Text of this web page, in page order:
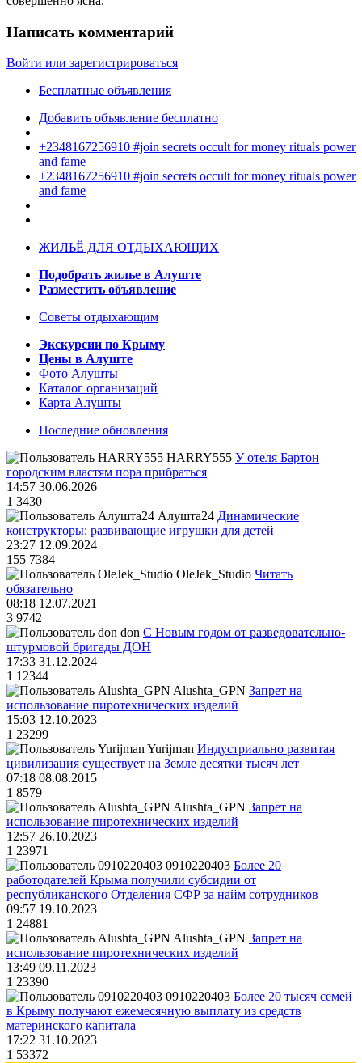
Написать комментарий
Войти или зарегистрироваться
Бесплатные объявления
Добавить объявление бесплатно
+2348167256910 #join secrets occult for money rituals power
and fame
+2348167256910 #join secrets occult for money rituals power
and fame
ЖИЛЬЁ ДЛЯ ОТДЫХАЮЩИХ
Подобрать жилье в Алуште
Разместить объявление
Советы отдыхающим
Экскурсии по Крыму
Цены в Алуште
Фото Алушты
Каталог организаций
Карта Алушты
Последние обновления
HARRY555 У отеля Бартон
городским властям пора прибраться
14:57 30.06.2026
1 3430
Алушта24 Динамические
конструкторы: развивающие игрушки для детей
23:27 12.09.2024
155 7384
OleJek_Studio Читать
обязательно
08:18 12.07.2021
3 9742
don С Новым годом от разведовательно-
штурмовой бригады ДОН
17:33 31.12.2024
1 12344
Alushta_GPN Запрет на
использование пиротехнических изделий
15:03 12.10.2023
1 23299
Yurijman Индустриально развитая
цивилизация существует на Земле десятки тысяч лет
07:18 08.08.2015
1 8579
Alushta_GPN Запрет на
использование пиротехнических изделий
12:57 26.10.2023
1 23971
0910220403 Более 20
работодателей Крыма получили субсидии от
республиканского Отделения СФР за найм сотрудников
09:57 19.10.2023
1 24881
Alushta_GPN Запрет на
использование пиротехнических изделий
13:49 09.11.2023
1 23390
0910220403 Более 20 тысяч семей
в Крыму получают ежемесячную выплату из средств
материнского капитала
17:22 31.10.2023
1 53372